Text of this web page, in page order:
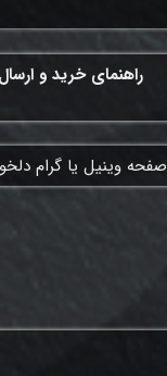
راهنمای خرید و ارسال
​صفحه وینیل یا گرام